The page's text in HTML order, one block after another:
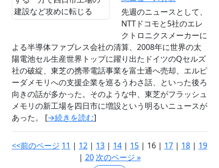
先週のニュースとして、
NTTドコモと5社のエレ
クトロニクスメーカーに
よる半導体ファブレス会社の清算、2008年に世界の太
陽電池セル生産世界トップに躍り出たドイツのQセルズ
社の破綻、東芝の携帯電話事業を富士通へ売却、エルピ
ーダメモリへの支援企業を巡るうわさ話、といった後ろ
向きの話が多かった。そのような中、東芝がフラッシュ
メモリの新工場を四日市に増設という明るいニュースが
あった。 [→続きを読む]
<<前のページ 11 | 12 | 13 | 14 | 15 | 16 | 17 | 18 | 19
| 20 次のページ »